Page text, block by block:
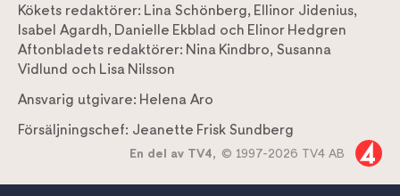
Kökets redaktörer: Lina Schönberg, Ellinor Jidenius,
Isabel Agardh, Danielle Ekblad och Elinor Hedgren
Aftonbladets redaktörer: Nina Kindbro, Susanna
Vidlund och Lisa Nilsson
Ansvarig utgivare: Helena Aro
Försäljningschef: Jeanette Frisk Sundberg
En del av TV4, © 1997-2026 TV4 AB